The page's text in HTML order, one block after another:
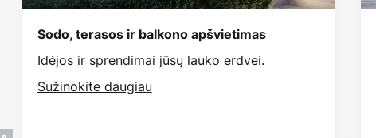
Sodo, terasos ir balkono apšvietimas
Idėjos ir sprendimai jūsų lauko erdvei.
Sužinokite daugiau